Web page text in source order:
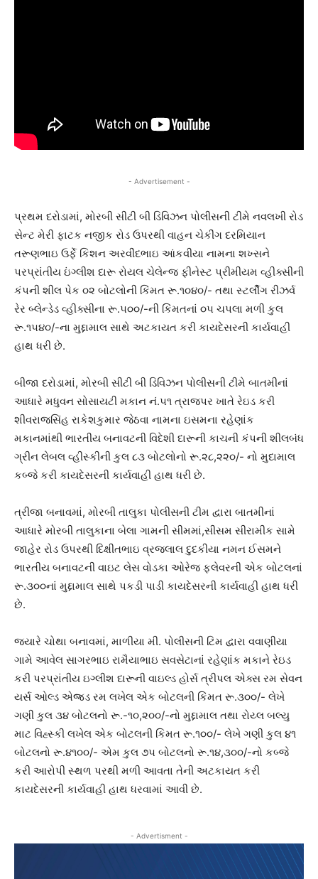
- Advertisement -
પ્રથમ દરોડામાં, મોરબી સીટી બી ડિવિઝન પોલીસની ટીમે નવલખી રોડ
સેન્ટ મેરી ફાટક નજીક રોડ ઉપરથી વાહન ચેકીંગ દરમિયાન
તરૂણભાઇ ઉર્ફે કિશન અરવીંદભાઇ આંકવીયા નામના શખ્સને
પરપ્રાંતીય ઇંગ્લીશ દારૂ રોયલ ચેલેન્જ ફીનેસ્ટ પ્રીમીયમ વ્હીક્સીની
કંપની શીલ પેક ૦૨ બોટલોની કિંમત રૂ.૧૦૪૦/- તથા સ્ટર્લીંગ રીઝર્વ
રેર બ્લેન્ડેડ વ્હીક્સીના રૂ.૫૦૦/-ની કિંમતનાં ૦૫ ચપલા મળી કુલ
રૂ.૧૫૪૦/-ના મુદ્દામાલ સાથે અટકાયત કરી કાયદેસરની કાર્યવાહી
હાથ ધરી છે.
બીજા દરોડામાં, મોરબી સીટી બી ડિવિઝન પોલીસની ટીમે બાતમીનાં
આધારે મધુવન સોસાયટી મકાન નં.૫૧ ત્રાજપર ખાતે રેઇડ કરી
શીવરાજસિંહ રાકેશકુમાર જેઠવા નામના ઇસમના રહેણાંક
મકાનમાંથી ભારતીય બનાવટની વિદેશી દારૂની કાચની કંપની શીલબંધ
ગ્રીન લેબલ વ્હીસ્કીની કુલ ૮૩ બોટલોનો રૂ.૨૮,૨૨૦/- નો મુદામાલ
કબ્જે કરી કાયદેસરની કાર્યવાહી હાથ ધરી છે.
ત્રીજા બનાવમાં, મોરબી તાલુકા પોલીસની ટીમ દ્વારા બાતમીનાં
આધારે મોરબી તાલુકાના બેલા ગામની સીમમાં,સીસમ સીરામીક સામે
જાહેર રોડ ઉપરથી દિક્ષીતભાઇ વ્રજલાલ દુદકીયા નમન ઈસમને
ભારતીય બનાવટની વાઇટ લેસ વોડકા ઓરેજ ફલેવરની એક બોટલનાં
રૂ.૩૦૦નાં મુદ્દામાલ સાથે પકડી પાડી કાયદેસરની કાર્યવાહી હાથ ધરી
છે.
જયારે ચોથા બનાવમાં, માળીયા મી. પોલીસની ટિમ દ્વારા વવાણીયા
ગામે આવેલ સાગરભાઇ રામૈયાભાઇ સવસેટાનાં રહેણાંક મકાને રેઇડ
કરી પરપ્રાંતીય ઇગ્લીશ દારૂની વાઇલ્ડ હોર્સ ત્રીપલ એક્સ રમ સેવન
યર્સ ઓલ્ડ એજ્ર્ડ રમ લખેલ એક બોટલની કિંમત રૂ.૩૦૦/- લેખે
ગણી કુલ ૩૪ બોટલનો રૂ.-૧૦,૨૦૦/-નો મુદ્દામાલ તથા રોય્લ બલ્યુ
માટ વિહ્સ્કી લખેલ એક બોટલની કિમત રૂ.૧૦૦/- લેખે ગણી કુલ ૪૧
બોટલનો રૂ.૪૧૦૦/- એમ કુલ ૭૫ બોટલનો રૂ.૧૪,૩૦૦/-નો કબ્જે
કરી આરોપી સ્થળ પરથી મળી આવતા તેની અટકાયત કરી
કાયદેસરની કાર્યવાહી હાથ ધરવામાં આવી છે.
- Advertisment -